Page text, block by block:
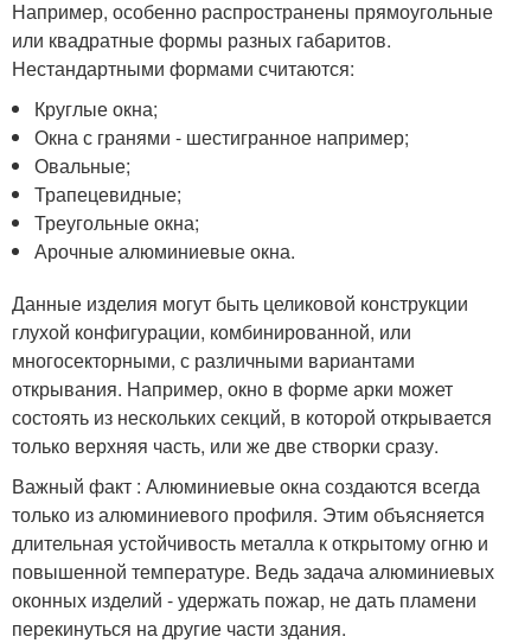
Например, особенно распространены прямоугольные
или квадратные формы разных габаритов.
Нестандартными формами считаются:
Круглые окна;
Окна с гранями - шестигранное например;
Овальные;
Трапецевидные;
Треугольные окна;
Арочные алюминиевые окна.
Данные изделия могут быть целиковой конструкции
глухой конфигурации, комбинированной, или
многосекторными, с различными вариантами
открывания. Например, окно в форме арки может
состоять из нескольких секций, в которой открывается
только верхняя часть, или же две створки сразу.
Важный факт : Алюминиевые окна создаются всегда
только из алюминиевого профиля. Этим объясняется
длительная устойчивость металла к открытому огню и
повышенной температуре. Ведь задача алюминиевых
оконных изделий - удержать пожар, не дать пламени
перекинуться на другие части здания.